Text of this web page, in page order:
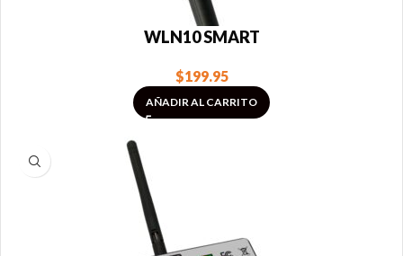
WLN10 SMART
$199.95
AÑADIR AL CARRITO